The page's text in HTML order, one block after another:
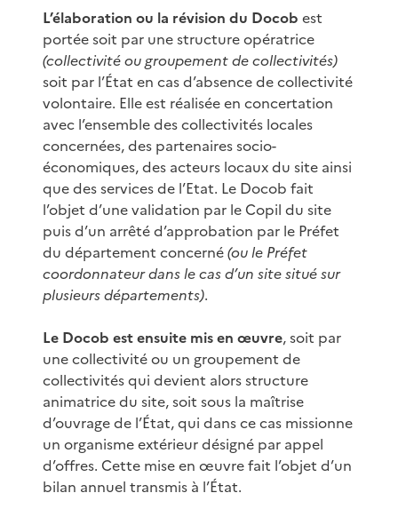
L’élaboration ou la révision du Docob est
portée soit par une structure opératrice
(collectivité ou groupement de collectivités)
soit par l’État en cas d’absence de collectivité
volontaire. Elle est réalisée en concertation
avec l’ensemble des collectivités locales
concernées, des partenaires socio-
économiques, des acteurs locaux du site ainsi
que des services de l’Etat. Le Docob fait
l’objet d’une validation par le Copil du site
puis d’un arrêté d’approbation par le Préfet
du département concerné(ou le Préfet
coordonnateur dans le cas d’un site situé sur
plusieurs départements).
Le Docob est ensuite mis en œuvre, soit par
une collectivité ou un groupement de
collectivités qui devient alors structure
animatrice du site, soit sous la maîtrise
d’ouvrage de l’État, qui dans ce cas missionne
un organisme extérieur désigné par appel
d’offres. Cette mise en œuvre fait l’objet d’un
bilan annuel transmis à l’État.